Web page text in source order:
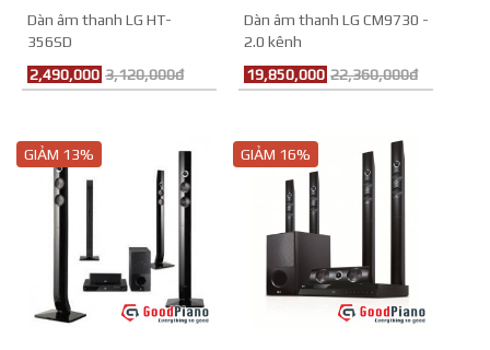
Dàn âm thanh LG HT-
356SD
2,490,000 3,120,000đ
Dàn âm thanh LG CM9730 -
2.0 kênh
19,850,000 22,360,000đ
GIẢM 13% GIẢM 16%